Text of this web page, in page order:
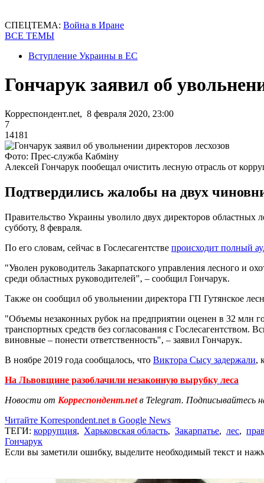
СПЕЦТЕМА: Война в Иране
ВСЕ ТЕМЫ
Вступление Украины в ЕС
Гончарук заявил об
Корреспондент.net, 8 февраля 2020, 23:00
7
14181
Фото: Прес-служба Кабміну
Алексей Гончарук пообещал очистить лесную отрасль от
Подтвердились жалобы на двух
Правительство Украины уволило двух директоров областных
субботу, 8 февраля.
По его словам, сейчас в Гослесагентстве происходит полный
"Уволен руководитель Закарпатского управления лесного и
среди областных руководителей", – сообщил Гончарук.
Также он сообщил об увольнении директора ГП Гутянское
"Объемы незаконных рубок на предприятии оценен в 32 млн
транспортных средств без согласования с
виновные – понести ответственность", – заявил Гончарук.
В ноябре 2019 года сообщалось, что Виктора Сысу задержали,
На Львовщине разоблачили незаконную вырубку леса
Новости от Корреспондент.netв Telegram. Подписывайтесь
Читайте Korrespondent.net в Google News
ТЕГИ: коррупция, Харьковская область, Закарпатье, лес,
Гончарук
Если вы заметили ошибку, выделите необходимый текст и